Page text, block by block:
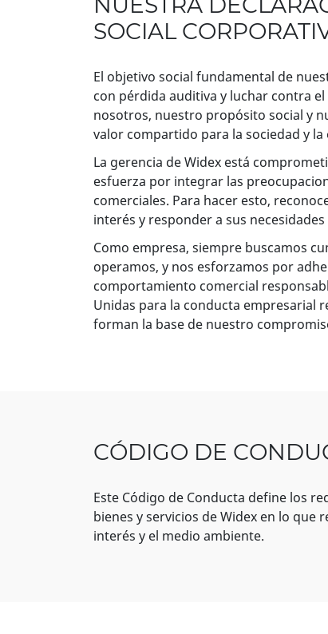
SOCIAL
El objetivo social fundamental de
con pérdida auditiva y luchar contra
nosotros, nuestro propósito social y
valor compartido para la sociedad y
La gerencia de Widex está
esfuerza por integrar las
comerciales. Para hacer esto,
interés y responder a sus
Como empresa, siempre buscamos
operamos, y nos esforzamos por
comportamiento comercial
Unidas para la conducta empresarial
forman la base de nuestro
CÓDIGO DE
Este Código de Conducta define los
bienes y servicios de Widex en lo que
interés y el medio ambiente.